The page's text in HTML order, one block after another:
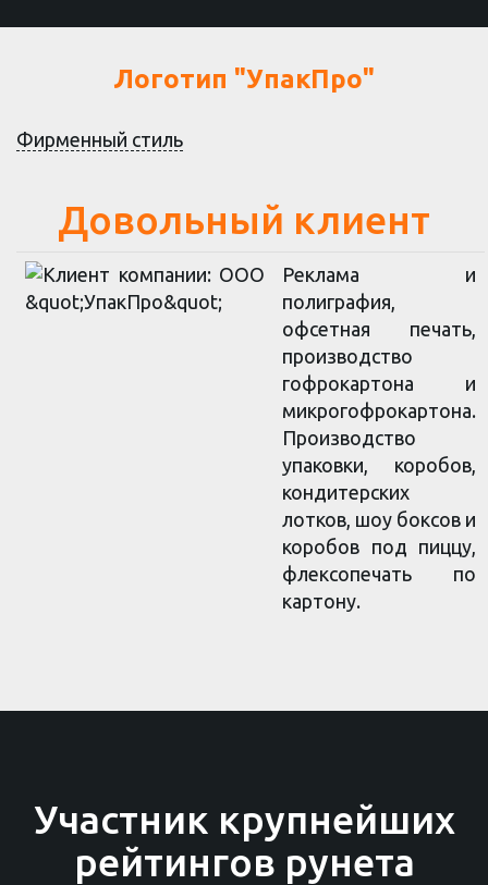
содержанию
Логотип "УпакПро"
Фирменный стиль
Довольный клиент
Реклама и
полиграфия,
офсетная печать,
производство
гофрокартона и
микрогофрокартона.
Производство
упаковки, коробов,
кондитерских
лотков, шоу боксов и
коробов под пиццу,
флексопечать по
картону.
Участник крупнейших
рейтингов рунета